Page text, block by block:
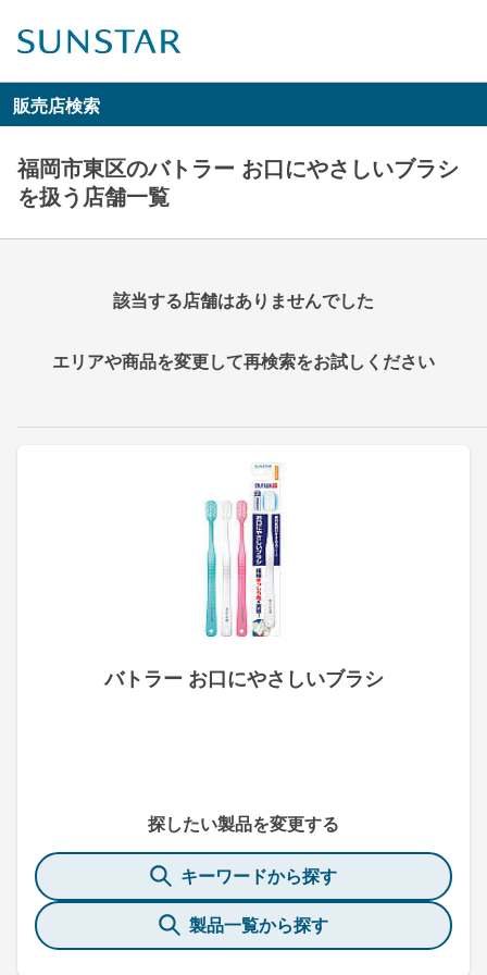
販売店検索
福岡市東区のバトラー お口にやさしいブラシ
を扱う店舗一覧
バトラー お口にやさしいブラシ
探したい製品を変更する
キーワードから探す
製品一覧から探す
該当する店舗はありませんでした
エリアや商品を変更して再検索をお試しください